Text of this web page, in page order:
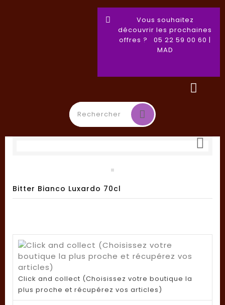
Vous souhaitez
découvrir les prochaines
offres ? 05 22 59 00 60 |
MAD

Bitter Bianco Luxardo 70cl
Click and collect (Choisissez votre boutique la
plus proche et récupérez vos articles)